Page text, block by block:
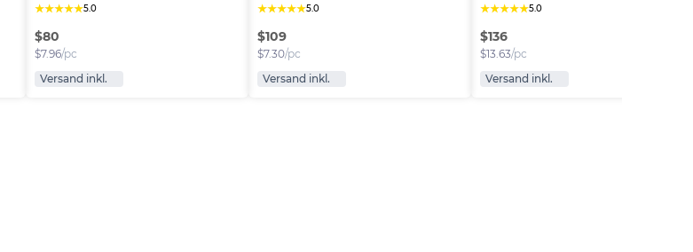
★★★★★5.0
$80
$7.96/pc
Versand inkl.
★★★★★5.0
$109
$7.30/pc
Versand inkl.
★★★★★5.0
$136
$13.63/pc
Versand inkl.